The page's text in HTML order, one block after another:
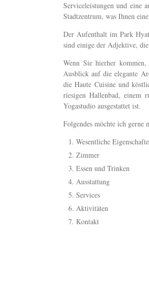
Serviceleistungen und eine
Stadtzentrum, was Ihnen
Der Aufenthalt im Park
sind einige der Adjektive,
Wenn Sie hierher
Ausblick auf die elegante
die Haute Cuisine und
riesigen Hallenbad, einem
Yogastudio ausgestattet ist.
Folgendes möchte ich gerne
Wesentliche
Zimmer
Essen und Trinken
Ausstattung
Services
Aktivitäten
Kontakt